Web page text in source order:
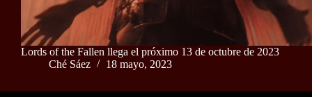
Lords of the Fallen llega el próximo 13 de octubre de 2023
Ché Sáez
18 mayo, 2023